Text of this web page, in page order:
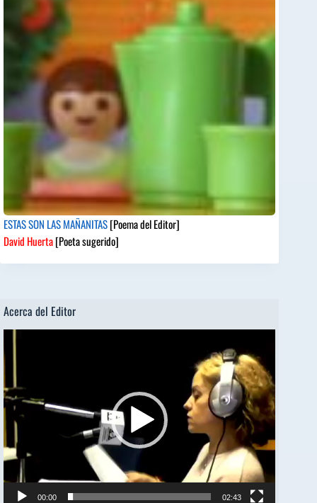
ESTAS SON LAS MAÑANITAS[Poema del Editor]
David Huerta[Poeta sugerido]
Acerca del Editor
de
vídeo
00:00 02:43